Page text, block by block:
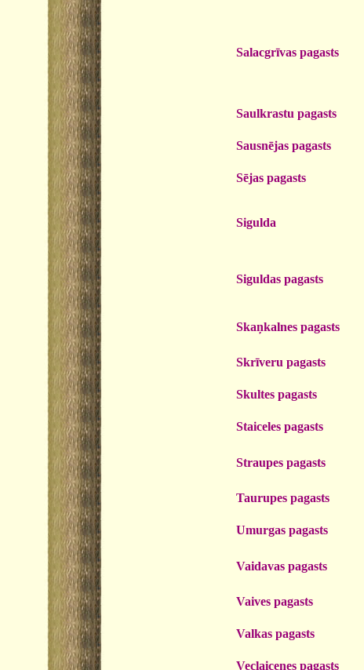
Salacgrīvas pagasts
Saulkrastu pagasts
Sausnējas pagasts
Sējas pagasts
Sigulda
Siguldas pagasts
Skaņkalnes pagasts
Skrīveru pagasts
Skultes pagasts
Staiceles pagasts
Straupes pagasts
Taurupes pagasts
Umurgas pagasts
Vaidavas pagasts
Vaives pagasts
Valkas pagasts
Veclaicenes pagasts